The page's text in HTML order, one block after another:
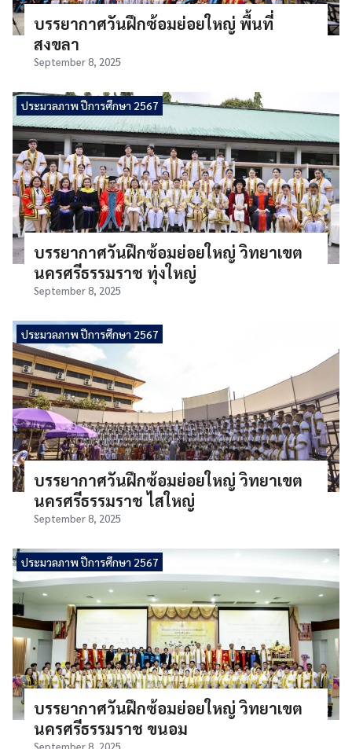
บรรยากาศวันฝึกซ้อมย่อยใหญ่ พื้นที่
สงขลา
September 8, 2025
ประมวลภาพ ปีการศึกษา 2567
บรรยากาศวันฝึกซ้อมย่อยใหญ่ วิทยาเขต
นครศรีธรรมราช ทุ่งใหญ่
September 8, 2025
ประมวลภาพ ปีการศึกษา 2567
บรรยากาศวันฝึกซ้อมย่อยใหญ่ วิทยาเขต
นครศรีธรรมราช ไสใหญ่
September 8, 2025
ประมวลภาพ ปีการศึกษา 2567
บรรยากาศวันฝึกซ้อมย่อยใหญ่ วิทยาเขต
นครศรีธรรมราช ขนอม